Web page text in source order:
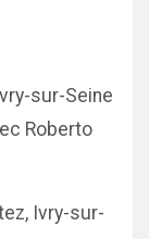
sur-Seine
Roberto
Ivry-sur-